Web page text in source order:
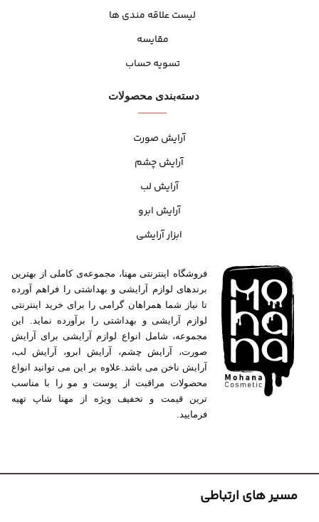
لیست علاقه مندی ها
مقایسه
تسویه حساب
دسته‌بندی محصولات
آرایش صورت
آرایش چشم
آرایش لب
آرایش ابرو
ابزار آرایشی
فروشگاه اینترنتی مهنا، مجموعه‌ی کاملی از بهترین
برندهای لوازم آرایشی و بهداشتی را فراهم آورده
تا نیاز شما همراهان گرامی را برای خرید اینترنتی
لوازم آرایشی و بهداشتی را برآورده نماید. این
مجموعه، شامل انواع لوازم آرایشی برای آرایش
صورت، آرایش چشم، آرایش ابرو، آرایش لب،
آرایش ناخن می باشد.علاوه بر این می توانید انواع
محصولات مراقبت از پوست و مو را با مناسب
ترین قیمت و تخفیف ویژه از مهنا شاپ تهیه
فرمایید.
مسیر های ارتباطی